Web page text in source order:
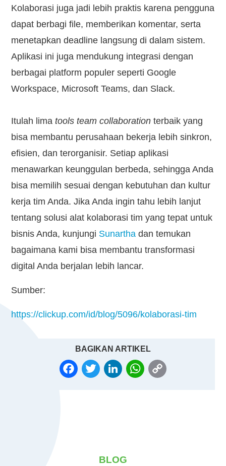
Kolaborasi juga jadi lebih praktis karena pengguna
dapat berbagi file, memberikan komentar, serta
menetapkan deadline langsung di dalam sistem.
Aplikasi ini juga mendukung integrasi dengan
berbagai platform populer seperti Google
Workspace, Microsoft Teams, dan Slack.
Itulah limatools team collaboration terbaik yang
bisa membantu perusahaan bekerja lebih sinkron,
efisien, dan terorganisir. Setiap aplikasi
menawarkan keunggulan berbeda, sehingga Anda
bisa memilih sesuai dengan kebutuhan dan kultur
kerja tim Anda. Jika Anda ingin tahu lebih lanjut
tentang solusi alat kolaborasi tim yang tepat untuk
bisnis Anda, kunjungi Sunartha dan temukan
bagaimana kami bisa membantu transformasi
digital Anda berjalan lebih lancar.
Sumber:
https://clickup.com/id/blog/5096/kolaborasi-tim
BAGIKAN ARTIKEL
FACEBOOK
TWITTERLINKEDINWHATSAPP
BLOG